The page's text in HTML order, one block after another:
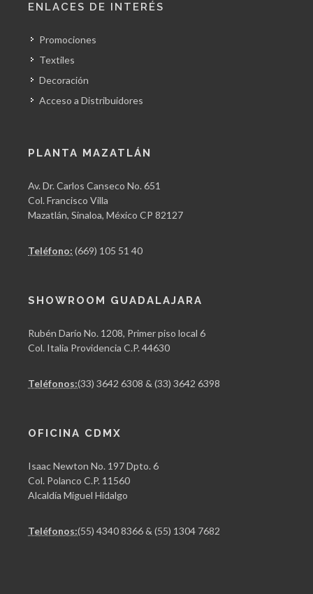
ENLACES DE INTERÉS
Promociones
Textiles
Decoración
Acceso a Distribuidores
PLANTA MAZATLÁN
Av. Dr. Carlos Canseco No. 651
Col. Francisco Villa
Mazatlán, Sinaloa, México CP 82127
Teléfono: (669) 105 51 40
SHOWROOM GUADALAJARA
Rubén Darío No. 1208, Primer piso local 6
Col. Italia Providencia C.P. 44630
Teléfonos:(33) 3642 6308 & (33) 3642 6398
OFICINA CDMX
Isaac Newton No. 197 Dpto. 6
Col. Polanco C.P. 11560
Alcaldía Miguel Hidalgo
Teléfonos:(55) 4340 8366 & (55) 1304 7682